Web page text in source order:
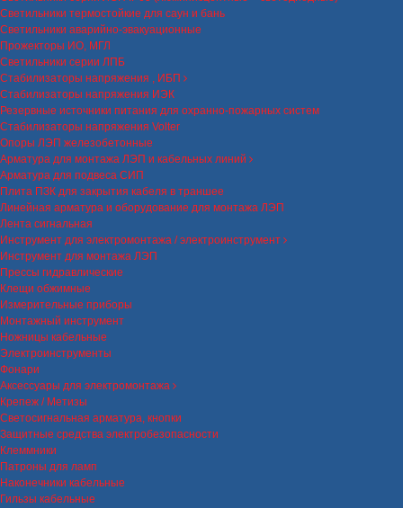
Светильники термостойкие для саун и бань
Светильники аварийно-эвакуационные
Прожекторы ИО, МГЛ
Светильники серии ЛПБ
Стабилизаторы напряжения , ИБП
Стабилизаторы напряжения ИЭК
Резервные источники питания для охранно-пожарных систем
Стабилизаторы напряжения Volter
Опоры ЛЭП железобетонные
Арматура для монтажа ЛЭП и кабельных линий
Арматура для подвеса СИП
Плита ПЗК для закрытия кабеля в траншее
Линейная арматура и оборудование для монтажа ЛЭП
Лента сигнальная
Инструмент для электромонтажа / электроинструмент
Инструмент для монтажа ЛЭП
Прессы гидравлические
Клещи обжимные
Измерительные приборы
Монтажный инструмент
Ножницы кабельные
Электроинструменты
Фонари
Аксессуары для электромонтажа
Крепеж / Метизы
Светосигнальная арматура, кнопки
Защитные средства электробезопасности
Клеммники
Патроны для ламп
Наконечники кабельные
Гильзы кабельные